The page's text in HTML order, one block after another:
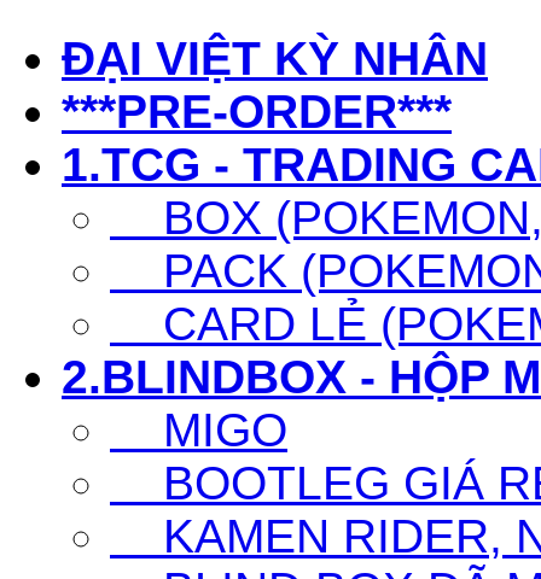
ĐẠI VIỆT KỲ NHÂN
***PRE-ORDER***
1.TCG - TRADING
BOX
PACK
CARD LẺ
2.BLINDBOX - HỘP
MIGO
BOOTLEG GIÁ
KAMEN RIDER,